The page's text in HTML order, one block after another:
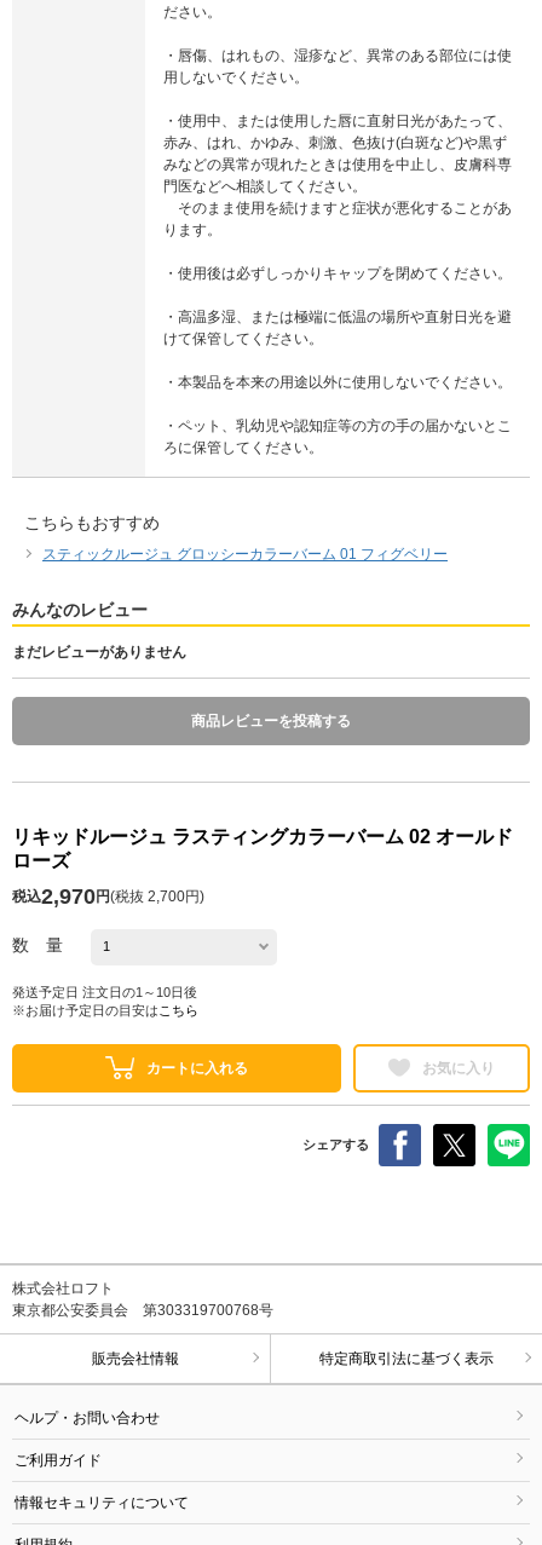
ださい。
・唇傷、はれもの、湿疹など、異常のある部位には使
用しないでください。
・使用中、または使用した唇に直射日光があたって、
赤み、はれ、かゆみ、刺激、色抜け(白斑など)や黒ず
みなどの異常が現れたときは使用を中止し、皮膚科専
門医などへ相談してください。
そのまま使用を続けますと症状が悪化することがあ
ります。
・使用後は必ずしっかりキャップを閉めてください。
・高温多湿、または極端に低温の場所や直射日光を避
けて保管してください。
・本製品を本来の用途以外に使用しないでください。
・ペット、乳幼児や認知症等の方の手の届かないとこ
ろに保管してください。
こちらもおすすめ
スティックルージュ グロッシーカラーバーム 01 フィグベリー
みんなのレビュー
まだレビューがありません
商品レビューを投稿する
リキッドルージュ ラスティングカラーバーム 02 オールド
ローズ
税込2,970円(税抜 2,700円)
数 量
発送予定日 注文日の1～10日後
※お届け予定日の目安は こちら
カートに入れる お気に入り
シェアする
株式会社ロフト
東京都公安委員会 第303319700768号
販売会社情報 特定商取引法に基づく表示
ヘルプ・お問い合わせ
ご利用ガイド
情報セキュリティについて